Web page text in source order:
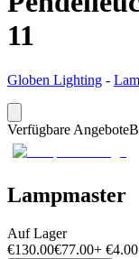
11
Globen Lighting -
Verfügbare Angebote
Lampmaster
Auf Lager
€130.00€77.00+ €4.00